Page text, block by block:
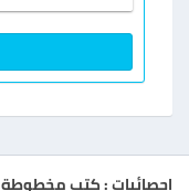
إحصائيات :كتب مخطوطة